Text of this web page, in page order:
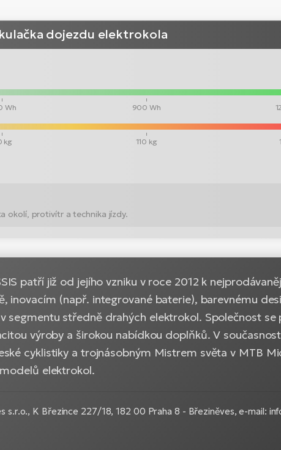
dojezdu elektrokola
Wh 900 Wh
kg 110 kg
okolí, protivítr a technika jízdy.
patří již od jejího vzniku v roce 2012 k
inovacím (např. integrované baterie), barevnému
segmentu středně drahých elektrokol. Společnost se
výroby a širokou nabídkou doplňků. V
cyklistiky a trojnásobným Mistrem světa v MTB
elektrokol.
s.r.o., K Březince 227/18, 182 00 Praha 8 - Březiněves, e-mail: